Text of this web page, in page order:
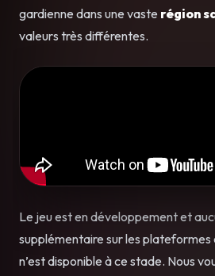
gardienne dans une vaste région
valeurs très différentes.
Le jeu est en développement et
supplémentaire sur les plateformes
n’est disponible à ce stade. Nous